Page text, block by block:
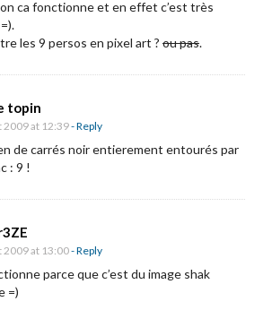
ca fonctionne et en effet c’est très
les 9 persos en pixel art ? ou pas.
topin
2009 at 12:39- Reply
de carrés noir entierement entourés par
: 9 !
2009 at 13:00- Reply
parce que c’est du image shak
=)